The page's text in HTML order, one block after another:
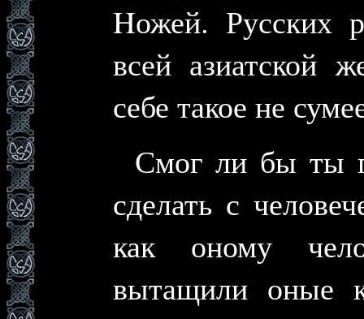
Hожей. Русских
всей азиатской
себе такое не
Смог ли бы ты
сделать с
как оному
вытащили оные